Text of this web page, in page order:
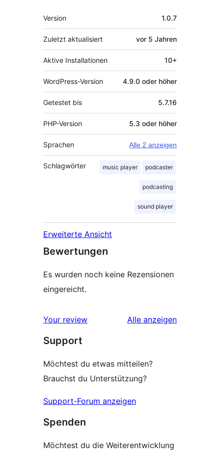
Meta
Version 1.0.7
Zuletzt aktualisiert vor 5 Jahren
Aktive Installationen 10+
WordPress-Version 4.9.0 oder höher
Getestet bis 5.7.16
PHP-Version 5.3 oder höher
Sprachen Alle 2 anzeigen
Schlagwörter music player podcaster
podcasting
sound player
Erweiterte Ansicht
Bewertungen
Es wurden noch keine Rezensionen
eingereicht.
Your review Alle Rezensionen
anzeigen
Support
Möchtest du etwas mitteilen?
Brauchst du Unterstützung?
Support-Forum anzeigen
Spenden
Möchtest du die Weiterentwicklung